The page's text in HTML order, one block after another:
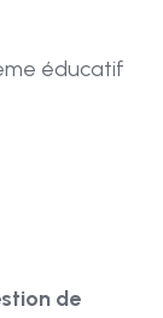
éducatif
de